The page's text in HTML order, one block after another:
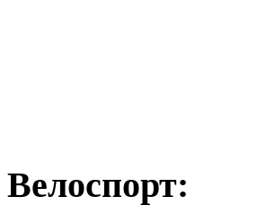
Велоспорт: